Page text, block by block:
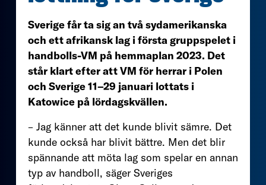
Sverige får ta sig an två sydamerikanska
och ett afrikansk lag i första gruppspelet i
handbolls-VM på hemmaplan 2023. Det
står klart efter att VM för herrar i Polen
och Sverige 11–29 januari lottats i
Katowice på lördagskvällen.
– Jag känner att det kunde blivit sämre. Det
kunde också har blivit bättre. Men det blir
spännande att möta lag som spelar en annan
typ av handboll, säger Sveriges